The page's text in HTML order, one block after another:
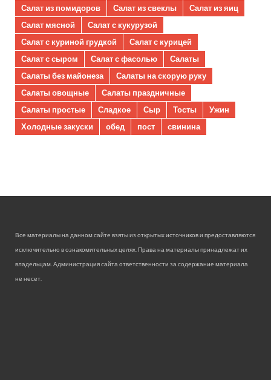
Салат из помидоров
Салат из свеклы
Салат из яиц
Салат мясной
Салат с кукурузой
Салат с куриной грудкой
Салат с курицей
Салат с сыром
Салат с фасолью
Салаты
Салаты без майонеза
Салаты на скорую руку
Салаты овощные
Салаты праздничные
Салаты простые
Сладкое Сыр Тосты
Ужин
Холодные закуски
обед пост свинина
Все материалы на данном сайте взяты из открытых источников и предоставляются
исключительно в ознакомительных целях. Права на материалы принадлежат их
владельцам. Администрация сайта ответственности за содержание материала
не несет.